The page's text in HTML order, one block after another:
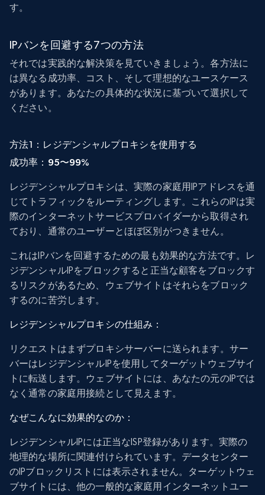
す。
IPバンを回避する7つの方法
それでは実践的な解決策を見ていきましょう。各方法に
は異なる成功率、コスト、そして理想的なユースケース
があります。あなたの具体的な状況に基づいて選択して
ください。
方法1：レジデンシャルプロキシを使用する
成功率：95〜99%
レジデンシャルプロキシは、実際の家庭用IPアドレスを通
じてトラフィックをルーティングします。これらのIPは実
際のインターネットサービスプロバイダーから取得され
ており、通常のユーザーとほぼ区別がつきません。
これはIPバンを回避するための最も効果的な方法です。レ
ジデンシャルIPをブロックすると正当な顧客をブロックす
るリスクがあるため、ウェブサイトはそれらをブロック
するのに苦労します。
レジデンシャルプロキシの仕組み：
リクエストはまずプロキシサーバーに送られます。サー
バーはレジデンシャルIPを使用してターゲットウェブサイ
トに転送します。ウェブサイトには、あなたの元のIPでは
なく通常の家庭用接続として見えます。
なぜこんなに効果的なのか：
レジデンシャルIPには正当なISP登録があります。実際の
地理的な場所に関連付けられています。データセンター
のIPブロックリストには表示されません。ターゲットウェ
ブサイトには、他の一般的な家庭用インターネットユー